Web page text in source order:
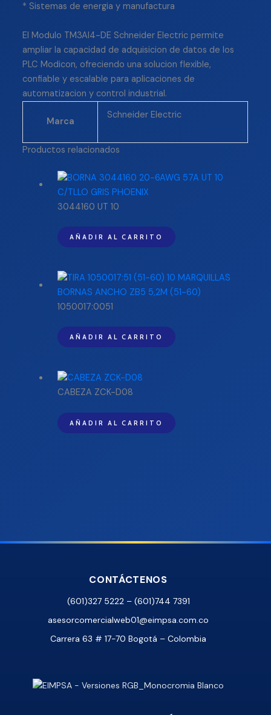
* Sistemas de energia y manufactura
El Modulo TM3AI4-DE Schneider Electric permite
ampliar la capacidad de adquisicion de datos de los
PLC Modicon, ofreciendo una solucion flexible,
confiable y escalable para aplicaciones de
automatizacion y control industrial.
Marca
Schneider Electric
Productos relacionados
3044160 UT 10
AÑADIR AL CARRITO
1050017:0051
AÑADIR AL CARRITO
CABEZA ZCK-D08
AÑADIR AL CARRITO
CONTÁCTENOS
(601)327 5222 – (601)744 7391
asesorcomercialweb01@eimpsa.com.co
Carrera 63 # 17-70 Bogotá – Colombia